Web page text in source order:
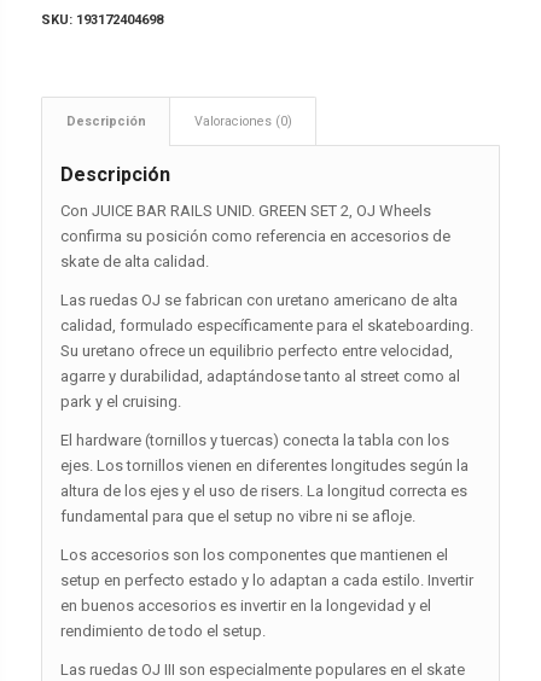
SKU: 193172404698
Descripción Valoraciones (0)
Descripción
Con JUICE BAR RAILS UNID. GREEN SET 2, OJ Wheels
confirma su posición como referencia en accesorios de
skate de alta calidad.
Las ruedas OJ se fabrican con uretano americano de alta
calidad, formulado específicamente para el skateboarding.
Su uretano ofrece un equilibrio perfecto entre velocidad,
agarre y durabilidad, adaptándose tanto al street como al
park y el cruising.
El hardware (tornillos y tuercas) conecta la tabla con los
ejes. Los tornillos vienen en diferentes longitudes según la
altura de los ejes y el uso de risers. La longitud correcta es
fundamental para que el setup no vibre ni se afloje.
Los accesorios son los componentes que mantienen el
setup en perfecto estado y lo adaptan a cada estilo. Invertir
en buenos accesorios es invertir en la longevidad y el
rendimiento de todo el setup.
Las ruedas OJ III son especialmente populares en el skate